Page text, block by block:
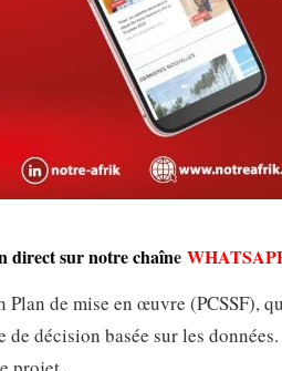
direct sur notre chaîne
de mise en œuvre (PCSSF),
décision basée sur les